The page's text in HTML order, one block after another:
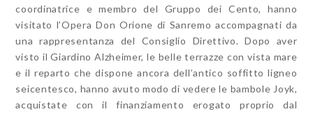
coordinatrice e membro del Gruppo dei Cento, hanno
visitato l’Opera Don Orione di Sanremo accompagnati da
una rappresentanza del Consiglio Direttivo. Dopo aver
visto il Giardino Alzheimer, le belle terrazze con vista mare
e il reparto che dispone ancora dell’antico soffitto ligneo
seicentesco, hanno avuto modo di vedere le bambole Joyk,
acquistate con il finanziamento erogato proprio dal